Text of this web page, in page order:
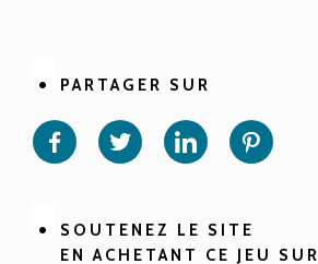
PARTAGER SUR
Partager
sur
Partager
sur sur
SOUTENEZ LE SITE
EN ACHETANT CE JEU SUR